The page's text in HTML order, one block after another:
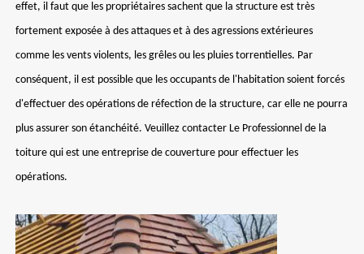
effet, il faut que les propriétaires sachent que la structure est très
fortement exposée à des attaques et à des agressions extérieures
comme les vents violents, les grêles ou les pluies torrentielles. Par
conséquent, il est possible que les occupants de l'habitation soient forcés
d'effectuer des opérations de réfection de la structure, car elle ne pourra
plus assurer son étanchéité. Veuillez contacter Le Professionnel de la
toiture qui est une entreprise de couverture pour effectuer les
opérations.